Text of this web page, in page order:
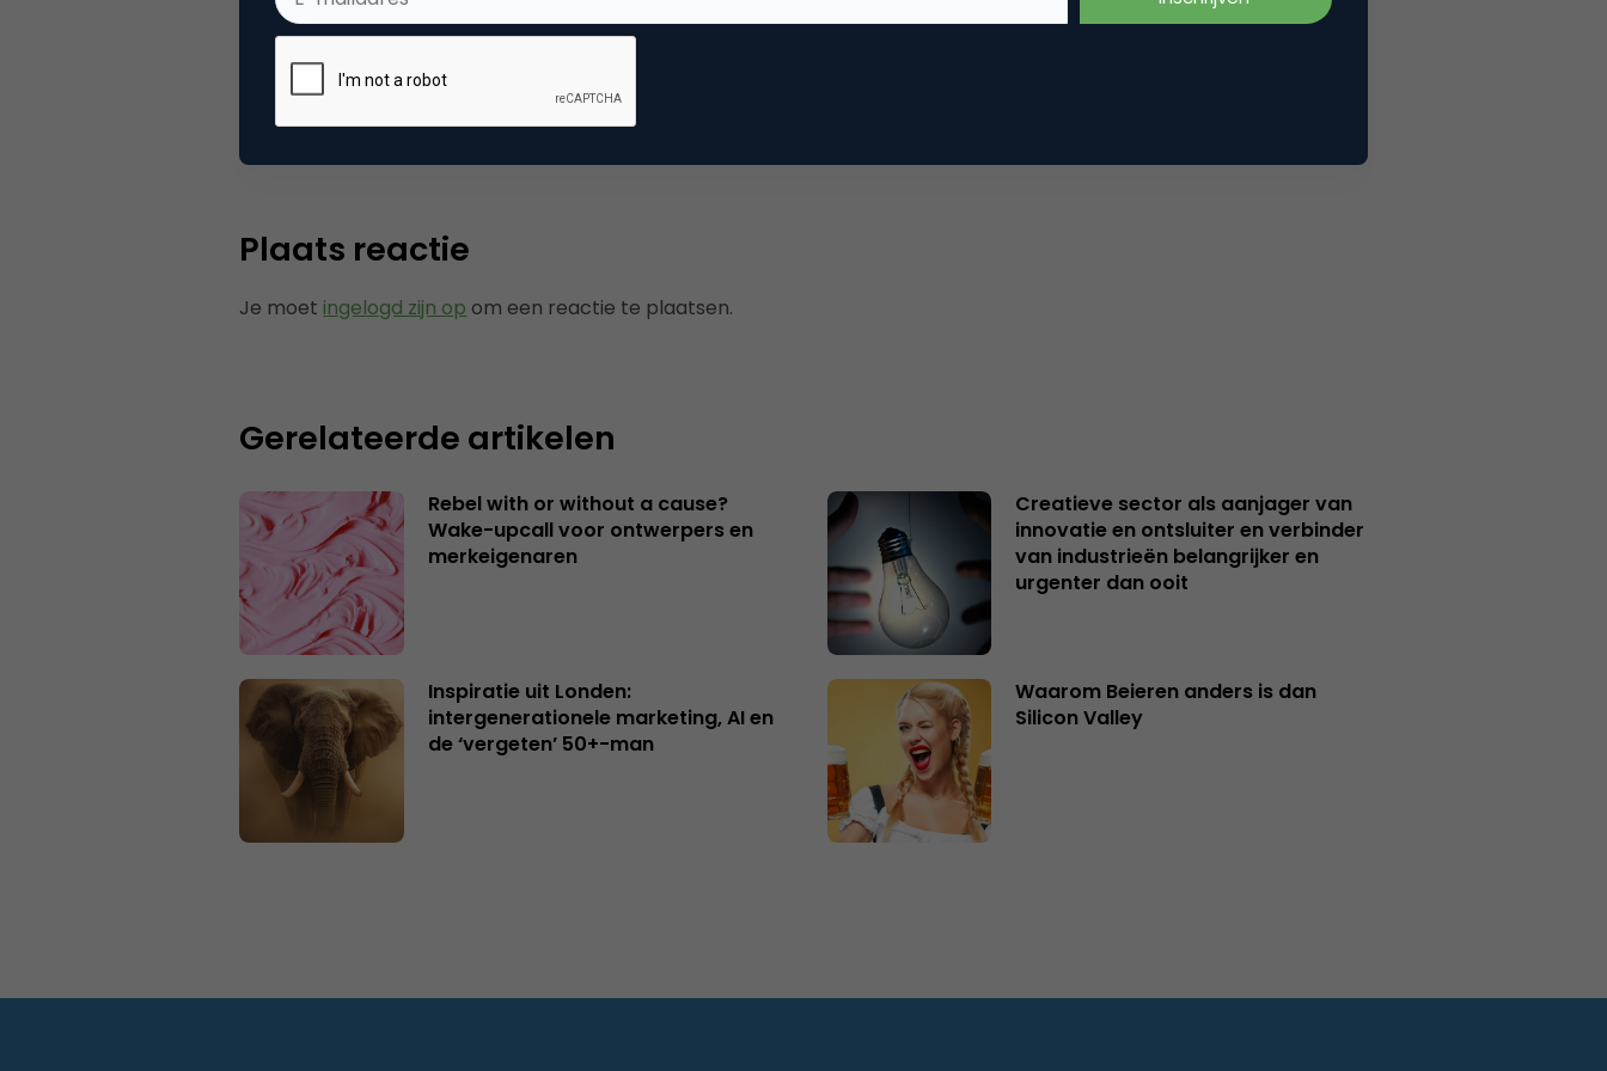
Tags nieuws
Plaats reactie
Je moet ingelogd zijn op om een reactie te plaatsen.
Gerelateerde artikelen
Rebel with or without a cause?
Wake-upcall voor ontwerpers en
merkeigenaren
Creatieve sector als aanjager van
innovatie en ontsluiter en verbinder
van industrieën belangrijker en
urgenter dan ooit
Inspiratie uit Londen:
intergenerationele marketing, AI en
de ‘vergeten’ 50+-man
Waarom Beieren anders is dan
Silicon Valley